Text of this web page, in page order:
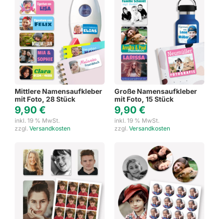
Mittlere Namensaufkleber
mit Foto, 28 Stück
9,90 €
inkl. 19 % MwSt.
zzgl. Versandkosten
Große Namensaufkleber
mit Foto, 15 Stück
9,90 €
inkl. 19 % MwSt.
zzgl. Versandkosten